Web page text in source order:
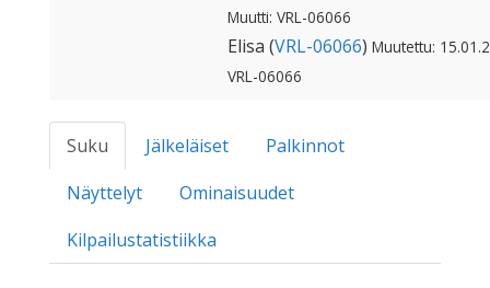
Muutti: VRL-06066
Elisa (VRL-06066) Muutettu:
VRL-06066
Suku Jälkeläiset
Palkinnot
Näyttelyt
Ominaisuudet
Kilpailustatistiikka